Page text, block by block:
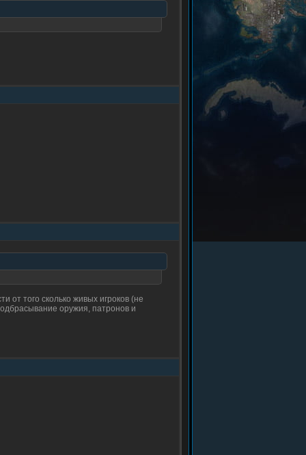
от того сколько живых игроков (не
оружия, патронов и